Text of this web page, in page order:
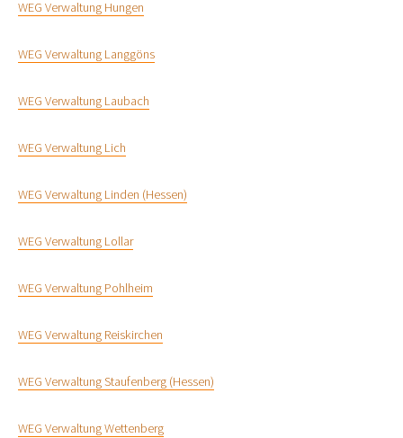
WEG Verwaltung Hungen
WEG Verwaltung Langgöns
WEG Verwaltung Laubach
WEG Verwaltung Lich
WEG Verwaltung Linden (Hessen)
WEG Verwaltung Lollar
WEG Verwaltung Pohlheim
WEG Verwaltung Reiskirchen
WEG Verwaltung Staufenberg (Hessen)
WEG Verwaltung Wettenberg